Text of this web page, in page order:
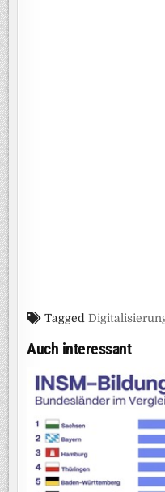
Tagged
Auch interessant